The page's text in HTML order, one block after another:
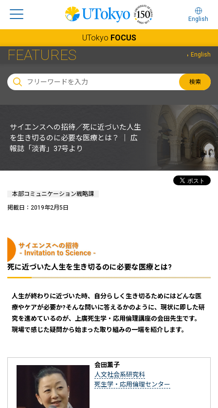
English
UTokyo FOCUS
FEATURES English
検索
サイエンスへの招待／死に近づいた人生
を生き切るのに必要な医療とは？ ｜ 広
報誌「淡青」37号より
本部コミュニケーション戦略課
掲載日：2019年2月5日
死に近づいた人生を生き切るのに必要な医療とは?
人生が終わりに近づいた時、自分らしく生き切るためにはどんな医
療やケアが必要か?そんな問いに答えるかのように、現状に即した研
究を進めているのが、上廣死生学・応用倫理講座の会田先生です。
現場で感じた疑問から始まった取り組みの一端を紹介します。
会田薫子
人文社会系研究科
死生学・応用倫理センター